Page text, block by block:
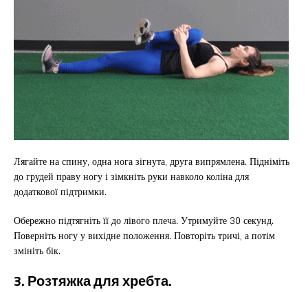
Лягайте на спину, одна нога зігнута, друга випрямлена. Підніміть
до грудей праву ногу і зімкніть руки навколо коліна для
додаткової підтримки.
Обережно підтягніть її до лівого плеча. Утримуйте 30 секунд.
Поверніть ногу у вихідне положення. Повторіть тричі, а потім
змініть бік.
3. Розтяжка для хребта.